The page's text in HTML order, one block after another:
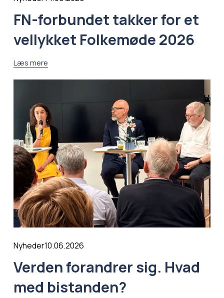
FN-forbundet takker for et
vellykket Folkemøde 2026
Læs mere
Nyheder10.06.2026
Verden forandrer sig. Hvad
med bistanden?